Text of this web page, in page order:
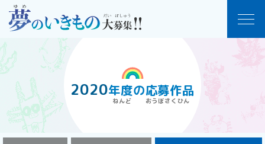
2020年度の応募作品